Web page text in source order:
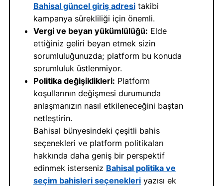
Bahisal güncel giriş adresitakibi
kampanya sürekliliği için önemli.
Vergi ve beyan yükümlülüğü: Elde
ettiğiniz geliri beyan etmek sizin
sorumluluğunuzda; platform bu konuda
sorumluluk üstlenmiyor.
Politika değişiklikleri: Platform
koşullarının değişmesi durumunda
anlaşmanızın nasıl etkileneceğini baştan
netleştirin.
Bahisal bünyesindeki çeşitli bahis
seçenekleri ve platform politikaları
hakkında daha geniş bir perspektif
edinmek isterseniz Bahisal politika ve
seçim bahisleri seçenekleriyazısı ek